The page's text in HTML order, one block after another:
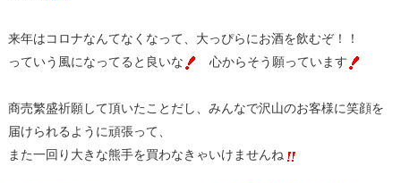
来年はコロナなんてなくなって、大っぴらにお酒を飲むぞ！！
っていう風になってると良いな
心からそう願っています
商売繁盛祈願して頂いたことだし、みんなで沢山のお客様に笑顔を
届けられるように頑張って、
また一回り大きな熊手を買わなきゃいけませんね